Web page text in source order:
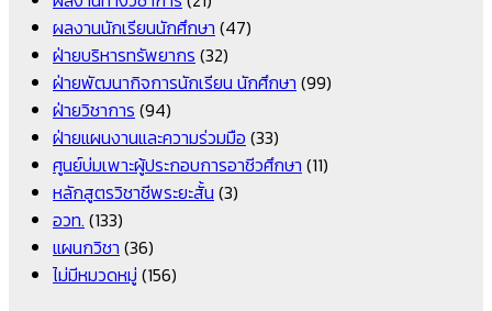
ผลงานนักเรียนนักศึกษา (47)
ฝ่ายบริหารทรัพยากร (32)
ฝ่ายพัฒนากิจการนักเรียน นักศึกษา (99)
ฝ่ายวิชาการ (94)
ฝ่ายแผนงานและความร่วมมือ (33)
ศูนย์บ่มเพาะผู้ประกอบการอาชีวศึกษา (11)
หลักสูตรวิชาชีพระยะสั้น (3)
อวท. (133)
แผนกวิชา (36)
ไม่มีหมวดหมู่ (156)